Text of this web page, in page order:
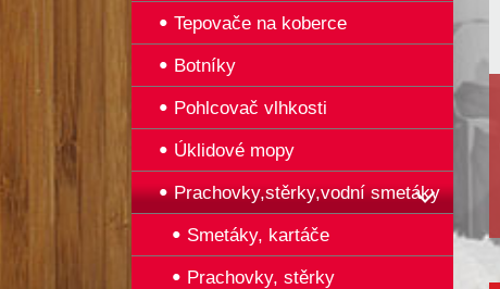
Tepovače na koberce
Botníky
Pohlcovač vlhkosti
Úklidové mopy
Prachovky,stěrky,vodní smetáky
Smetáky, kartáče
Prachovky, stěrky